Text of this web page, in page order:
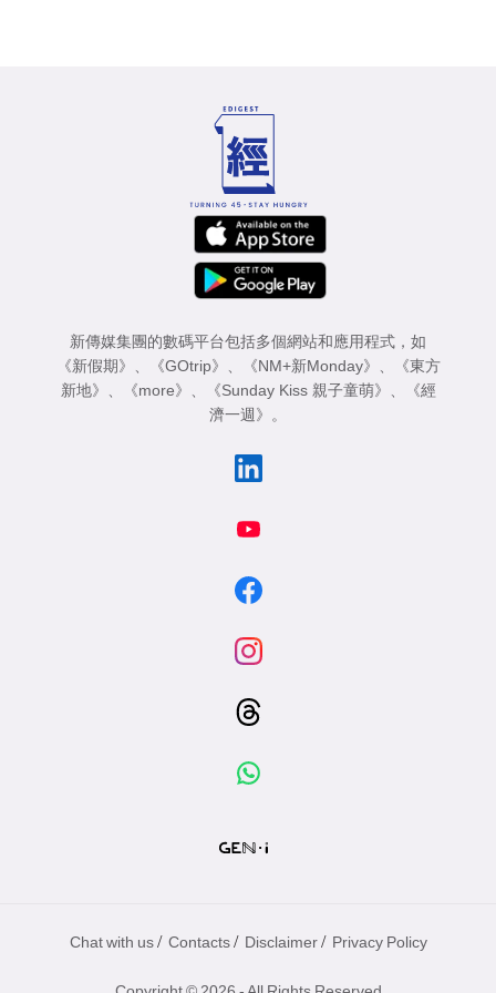
新傳媒集團的數碼平台包括多個網站和應用程式，如
《新假期》
《GOtrip》 《NM+新Monday》
《東方
新地》
《more》 《Sunday Kiss 親子童萌》
《經
濟一週》
。
Chat with us / Contacts / Disclaimer / Privacy Policy